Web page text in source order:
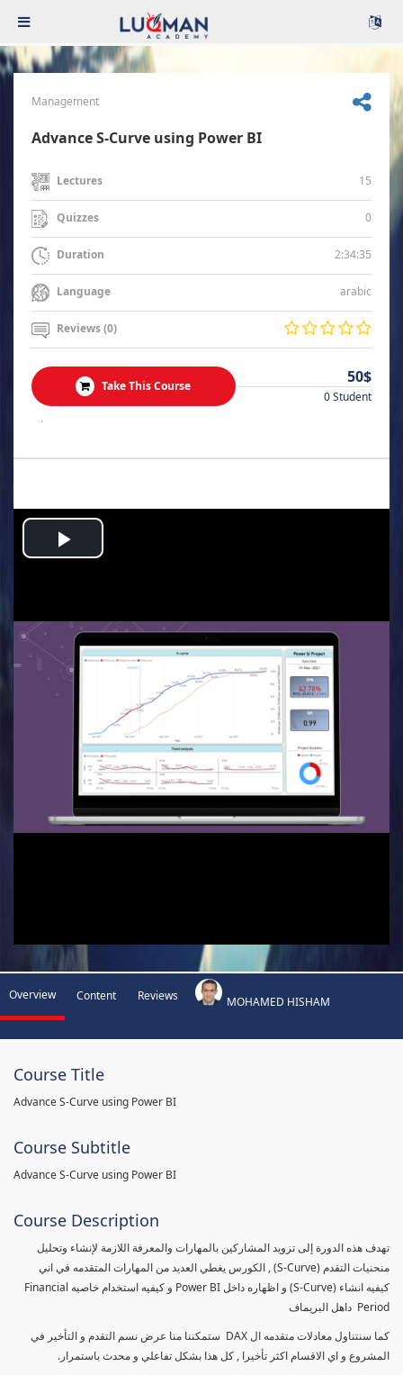
Management
Advance S-Curve using Power BI
Lectures 15
Quizzes 0
Duration 2:34:35
Language arabic
Reviews (0)
Take This Course 50$
0 Student
.
Play
Overview Content Reviews MOHAMED HISHAM
Course Title
Advance S-Curve using Power BI
Course Subtitle
Advance S-Curve using Power BI
Course Description
تهدف هذه الدورة إلى تزويد المشاركين بالمهارات والمعرفة اللازمة لإنشاء وتحليل
منحنيات التقدم (S-Curve) , الكورس يغطي العديد من المهارات المتقدمه في اني
كيفيه انشاء (S-Curve) و اظهاره داخل Power BI و كيفيه استخدام خاصيه Financial
Period داهل البريماف
كما سنتناول معادلات متقدمه ال DAX ستمكننا منا عرض نسم التقدم و التأخير في
المشروع و اي الاقسام اكثر تأخيرا , كل هذا بشكل تفاعلي و محدث باستمرار.